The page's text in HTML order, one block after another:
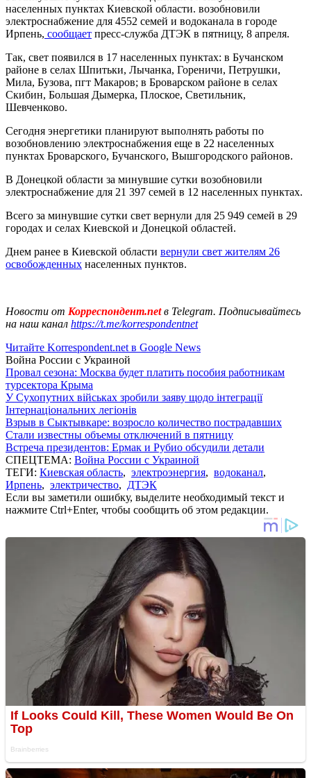
населенных пунктах Киевской области. возобновили
электроснабжение для 4552 семей и водоканала в городе
Ирпень, сообщает пресс-служба ДТЭК в пятницу, 8 апреля.
Так, свет появился в 17 населенных пунктах: в Бучанском
районе в селах Шпитьки, Лычанка, Гореничи, Петрушки,
Мила, Бузова, пгт Макаров; в Броварском районе в селах
Скибин, Большая Дымерка, Плоское, Светильник,
Шевченково.
Сегодня энергетики планируют выполнять работы по
возобновлению электроснабжения еще в 22 населенных
пунктах Броварского, Бучанского, Вышгородского районов.
В Донецкой области за минувшие сутки возобновили
электроснабжение для 21 397 семей в 12 населенных пунктах.
Всего за минувшие сутки свет вернули для 25 949 семей в 29
городах и селах Киевской и Донецкой областей.
Днем ранее в Киевской области вернули свет жителям 26
освобожденных населенных пунктов.
Новости от Корреспондент.netв Telegram. Подписывайтесь
на наш канал https://t.me/korrespondentnet
Читайте Korrespondent.net в Google News
Война России с Украиной
Провал сезона: Москва будет платить пособия работникам
турсектора Крыма
У Сухопутних військах зробили заяву щодо інтеграції
Інтернаціональних легіонів
Взрыв в Сыктывкаре: возросло количество пострадавших
Стали известны объемы отключений в пятницу
Встреча президентов: Ермак и Рубио обсудили детали
СПЕЦТЕМА: Война России с Украиной
ТЕГИ: Киевская область, электроэнергия, водоканал,
Ирпень, электричество, ДТЭК
Если вы заметили ошибку, выделите необходимый текст и
нажмите Ctrl+Enter, чтобы сообщить об этом редакции.